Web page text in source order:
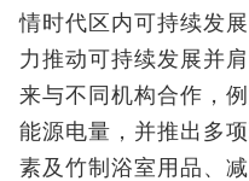
情时代区内可持续发
力推动可持续发展并
来与不同机构合作，
能源电量，并推出多
素及竹制浴室用品、